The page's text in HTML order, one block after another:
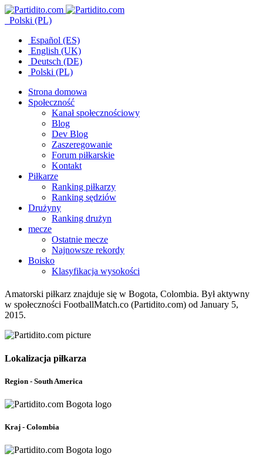
Polski (PL)
Español (ES)
English (UK)
Deutsch (DE)
Polski (PL)
Strona domowa
Społeczność
Kanał społecznościowy
Blog
Dev Blog
Zaszeregowanie
Forum piłkarskie
Kontakt
Piłkarze
Ranking piłkarzy
Ranking sędziów
Drużyny
Ranking drużyn
mecze
Ostatnie mecze
Najnowsze rekordy
Boisko
Klasyfikacja wysokości
Amatorski piłkarz znajduje się w Bogota, Colombia. Był aktywny
w społeczności FootballMatch.co (Partidito.com) od January 5,
2015.
Lokalizacja piłkarza
Region - South America
Kraj - Colombia